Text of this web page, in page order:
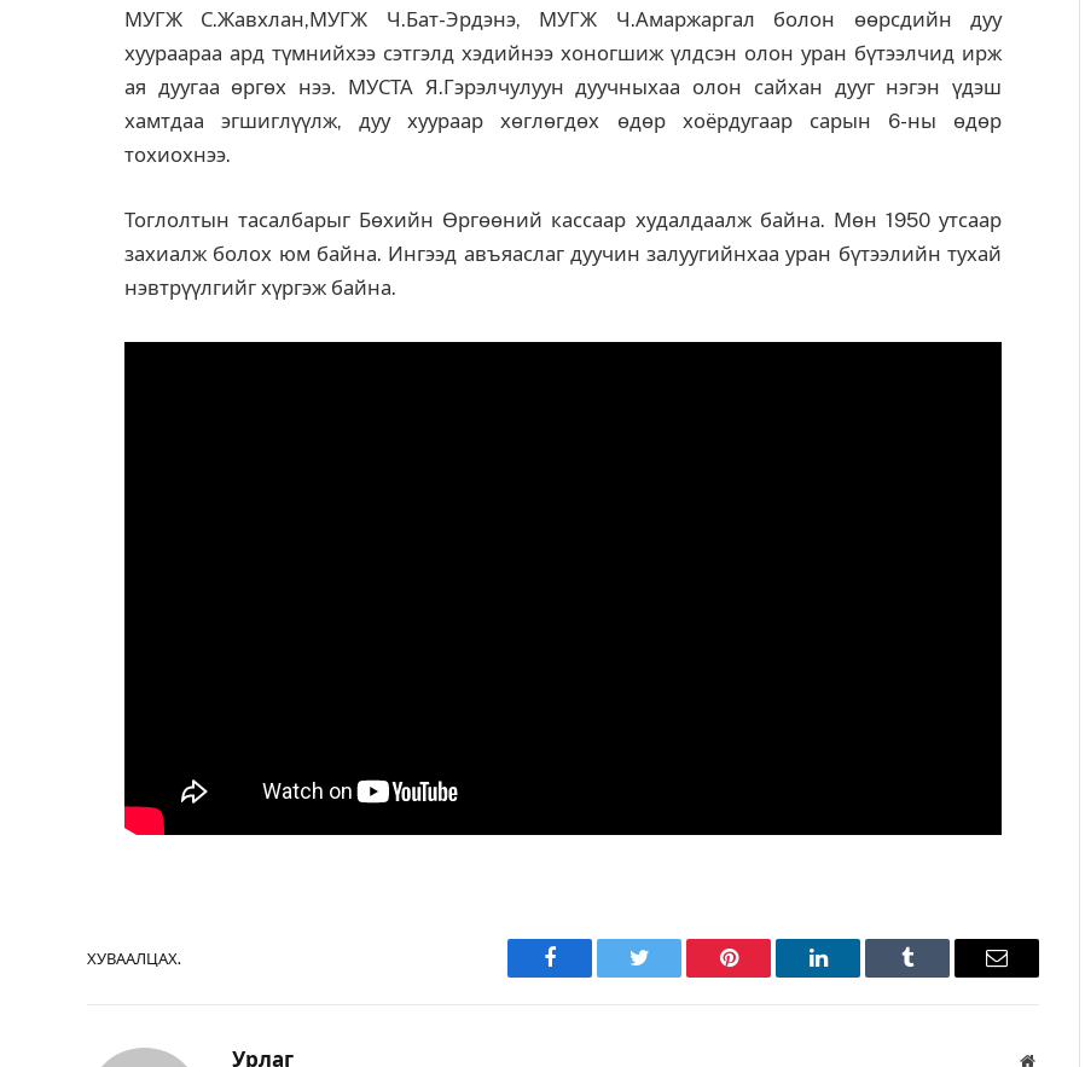
МУГЖ С.Жавхлан,МУГЖ Ч.Бат-Эрдэнэ, МУГЖ Ч.Амаржаргал болон өөрсдийн дуу
хуураараа ард түмнийхээ сэтгэлд хэдийнээ хоногшиж үлдсэн олон уран бүтээлчид ирж
ая дуугаа өргөх нээ. МУСТА Я.Гэрэлчулуун дуучныхаа олон сайхан дууг нэгэн үдэш
хамтдаа эгшиглүүлж, дуу хуураар хөглөгдөх өдөр хоёрдугаар сарын 6-ны өдөр
тохиохнээ.
Тоглолтын тасалбарыг Бөхийн Өргөөний кассаар худалдаалж байна. Мөн 1950 утсаар
захиалж болох юм байна. Ингээд авъяаслаг дуучин залуугийнхаа уран бүтээлийн тухай
нэвтрүүлгийг хүргэж байна.
ХУВААЛЦАХ.
Facebook Twitter Pinterest LinkedIn Tumblr Имэйл
Урлаг Вэбсайт